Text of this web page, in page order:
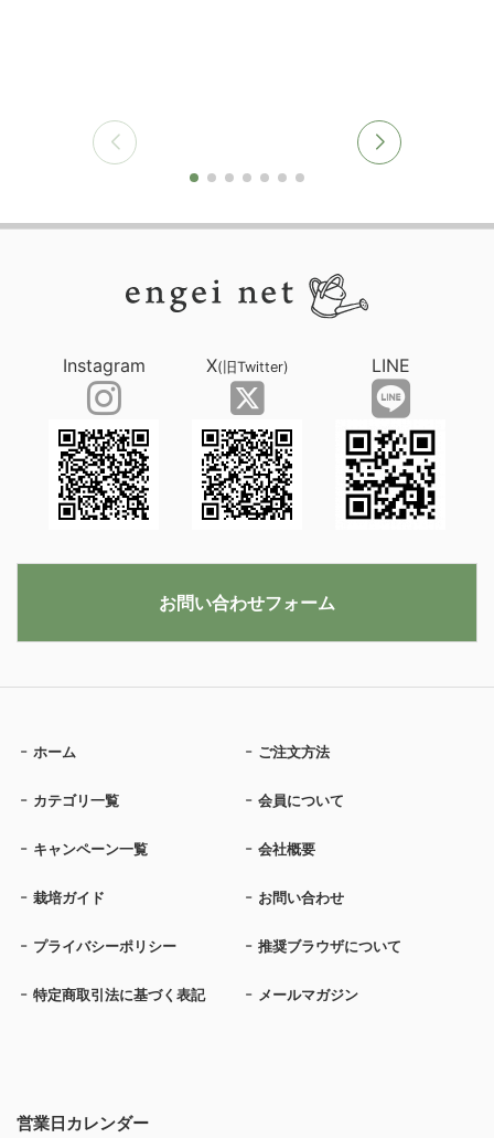
営業日カレンダー
ホーム ご注文方法
カテゴリ一覧 会員について
キャンペーン一覧 会社概要
栽培ガイド お問い合わせ
プライバシーポリシー 推奨ブラウザについて
特定商取引法に基づく表記 メールマガジン
Instagram X(旧Twitter) LINE
お問い合わせフォーム